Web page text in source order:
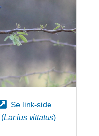
Se link-side
(Lanius vittatus)